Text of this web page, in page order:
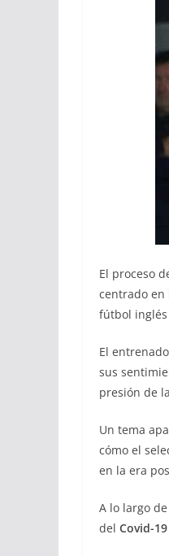
El proceso
centrado en
fútbol inglés
El
sus
presión de
Un tema
cómo el
en la era
A lo largo
del Covid-19